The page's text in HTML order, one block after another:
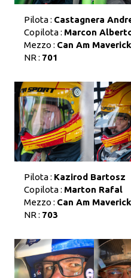
Pilota : Castagnera
Copilota : Marcon
Mezzo : Can Am
NR : 701
Pilota : Kazirod Bartosz
Copilota : Marton Rafal
Mezzo : Can Am Maverick
NR : 703